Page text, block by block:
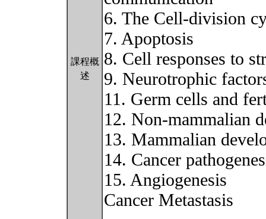
課程概
述
6. The Cell-division
7. Apoptosis
8. Cell responses to
9. Neurotrophic
11. Germ cells and
12. Non-mammalian
13. Mammalian
14. Cancer
15. Angiogenesis
Cancer Metastasis